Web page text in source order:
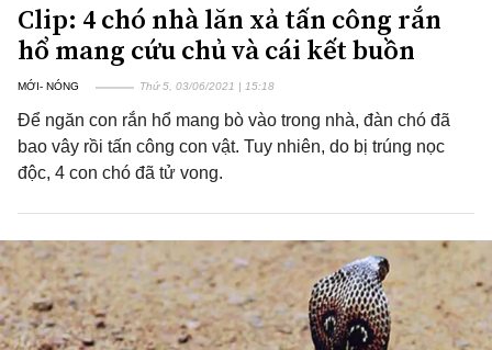
Clip: 4 chó nhà lăn xả tấn công rắn
hổ mang cứu chủ và cái kết buồn
MỚI- NÓNG Thứ 5, 03/06/2021 | 15:18
Để ngăn con rắn hổ mang bò vào trong nhà, đàn chó đã
bao vây rồi tấn công con vật. Tuy nhiên, do bị trúng nọc
độc, 4 con chó đã tử vong.